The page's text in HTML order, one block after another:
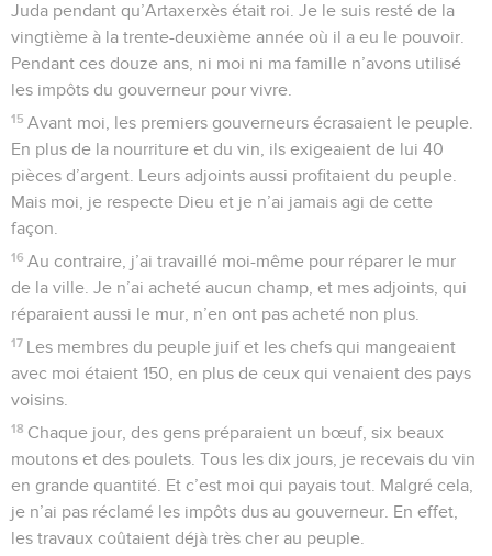
Juda pendant qu’Artaxerxès était roi. Je le suis resté de la
vingtième à la trente-deuxième année où il a eu le pouvoir.
Pendant ces douze ans, ni moi ni ma famille n’avons utilisé
les impôts du gouverneur pour vivre.
15 Avant moi, les premiers gouverneurs écrasaient le peuple.
En plus de la nourriture et du vin, ils exigeaient de lui 40
pièces d’argent. Leurs adjoints aussi profitaient du peuple.
Mais moi, je respecte Dieu et je n’ai jamais agi de cette
façon.
16 Au contraire, j’ai travaillé moi-même pour réparer le mur
de la ville. Je n’ai acheté aucun champ, et mes adjoints, qui
réparaient aussi le mur, n’en ont pas acheté non plus.
17 Les membres du peuple juif et les chefs qui mangeaient
avec moi étaient 150, en plus de ceux qui venaient des pays
voisins.
18 Chaque jour, des gens préparaient un bœuf, six beaux
moutons et des poulets. Tous les dix jours, je recevais du vin
en grande quantité. Et c’est moi qui payais tout. Malgré cela,
je n’ai pas réclamé les impôts dus au gouverneur. En effet,
les travaux coûtaient déjà très cher au peuple.